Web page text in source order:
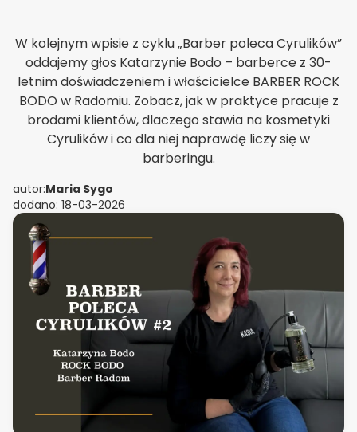
W kolejnym wpisie z cyklu „Barber poleca Cyrulików”
oddajemy głos Katarzynie Bodo – barberce z 30-
letnim doświadczeniem i właścicielce BARBER ROCK
BODO w Radomiu. Zobacz, jak w praktyce pracuje z
brodami klientów, dlaczego stawia na kosmetyki
Cyrulików i co dla niej naprawdę liczy się w
barberingu.
autor:Maria Sygo
dodano: 18-03-2026